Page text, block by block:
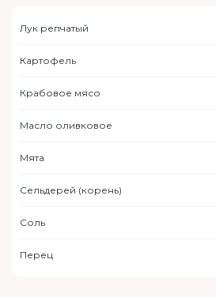
Лук репчатый
Картофель
Крабовое мясо
Масло оливковое
Мята
Сельдерей (корень)
Соль
Перец